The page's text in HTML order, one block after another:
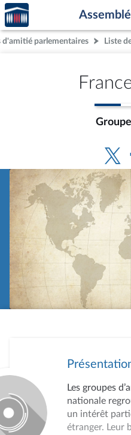
Aller au contenu
Aller en bas de la page
Accèder
à la
page
d'accueil
d'amitié parlementaires Liste
Les groupes
nationale
un intérêt
étranger. Leur